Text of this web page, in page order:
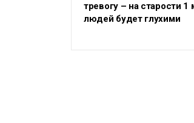
тревогу – на старости 1
людей будет глухими